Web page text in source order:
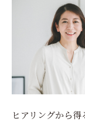
ヒアリングから